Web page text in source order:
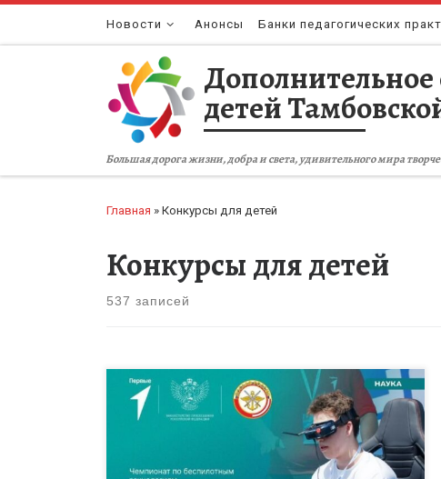
Перейти к содержимому
Новости Анонсы Банки педагогических
Дополнительное
детей
Большая дорога жизни, добра и света, удивительного мира
Главная » Конкурсы для детей
Конкурсы для детей
537 записей
Приглашаем команды юных инженеров принять
участие во Всероссийском чемпионате по
беспилотным технологиям «Соколиная охота»!